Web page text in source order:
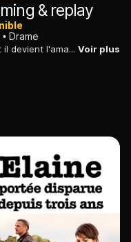
& replay
Drame
En compagnie d'une jeune femme dont il devient l'amant, un architecte désabusé part à la recherche de sa fiancée, disparue sur une île déserte. Voir plus